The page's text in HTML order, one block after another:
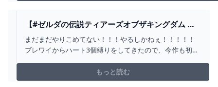
【#ゼルダの伝説ティアーズオブザキングダム 】
井戸残りあと3個！がんばってさがすぞ！！ #64
【 ファニル･Δ / セルフ受肉VTUBER 】 -
まだまだやりこめてない！！！やるしかねぇ！！！！！
ブレワイからハート3個縛りをしてきたので、今作も初期
した！たのしかった！！！❤初期ハート縛りルール❤ゆ
るめのハート縛りプレイをしていきます！・基本的にハ
もっと読む